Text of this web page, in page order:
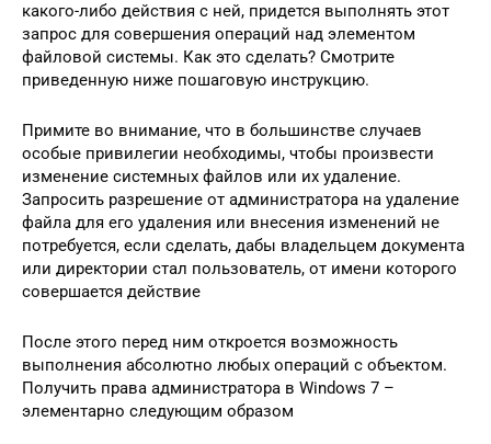
какого-либо действия с ней, придется выполнять этот
запрос для совершения операций над элементом
файловой системы. Как это сделать? Смотрите
приведенную ниже пошаговую инструкцию.
Примите во внимание, что в большинстве случаев
особые привилегии необходимы, чтобы произвести
изменение системных файлов или их удаление.
Запросить разрешение от администратора на удаление
файла для его удаления или внесения изменений не
потребуется, если сделать, дабы владельцем документа
или директории стал пользователь, от имени которого
совершается действие
После этого перед ним откроется возможность
выполнения абсолютно любых операций с объектом.
Получить права администратора в Windows 7 –
элементарно следующим образом